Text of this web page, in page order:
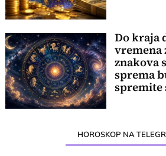
Do kraja
vremena
znakova
sprema
spremite
HOROSKOP NA